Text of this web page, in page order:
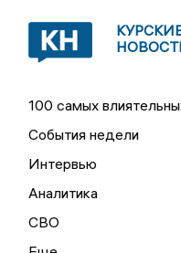
100 самых
События недели
Интервью
Аналитика
СВО